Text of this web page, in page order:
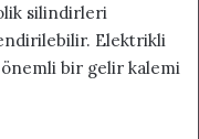
silindirleri
Elektrikli
bir gelir kalemi